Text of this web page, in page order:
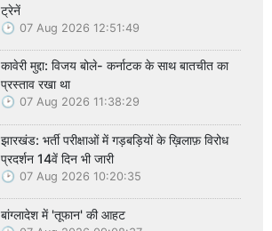
ट्रेनें
07 Aug 2026 12:51:49
कावेरी मुद्दा: विजय बोले- कर्नाटक के साथ बातचीत का
प्रस्ताव रखा था
07 Aug 2026 11:38:29
झारखंड: भर्ती परीक्षाओं में गड़बड़ियों के ख़िलाफ़ विरोध
प्रदर्शन 14वें दिन भी जारी
07 Aug 2026 10:20:35
बांग्लादेश में 'तूफान' की आहट